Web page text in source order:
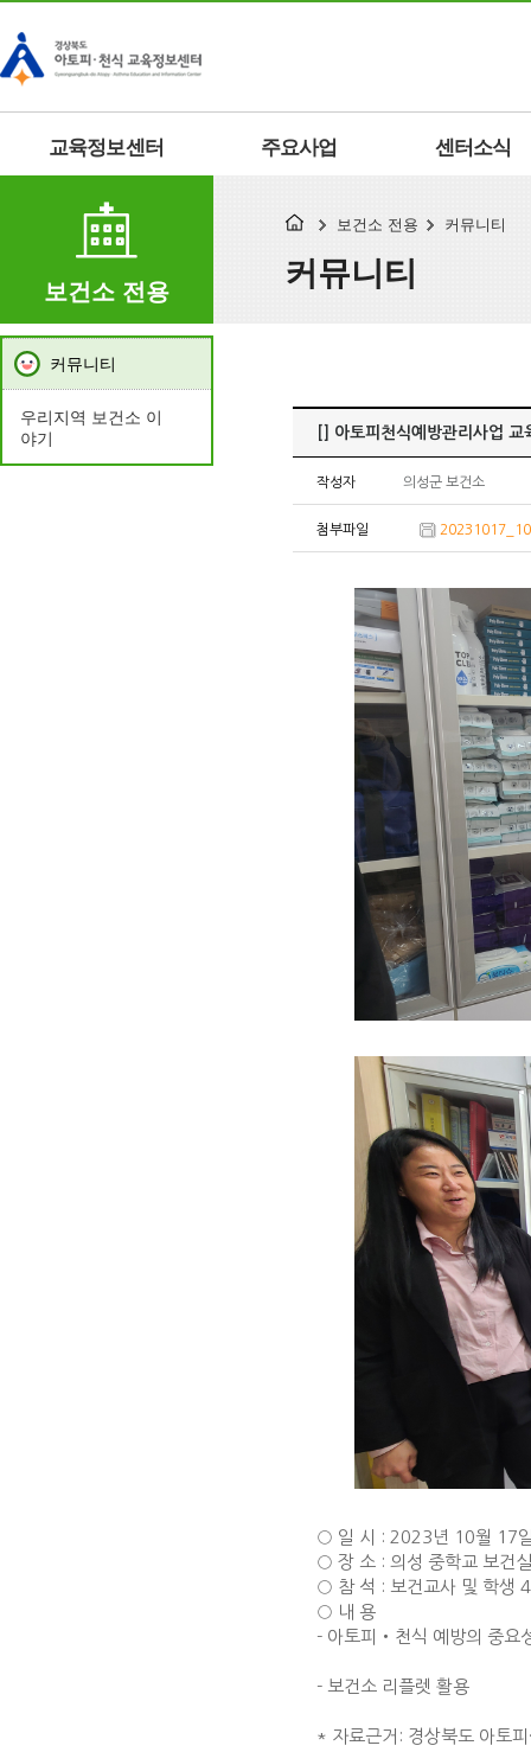
교육정보센터 주요사업 센터소식
보건소 전용
보건소 전용 커뮤니티
커뮤니티
커뮤니티
우리지역 보건소 이
야기
[] 아토피천식예방관리사업 교
작성자 의성군 보건소
첨부파일
○ 일 시 : 2023년 10월 17
○ 장 소 : 의성 중학교 보건실
○ 참 석 : 보건교사 및 학생
○ 내 용
- 아토피‧천식 예방의 중요
- 보건소 리플렛 활용
* 자료근거: 경상북도 아토